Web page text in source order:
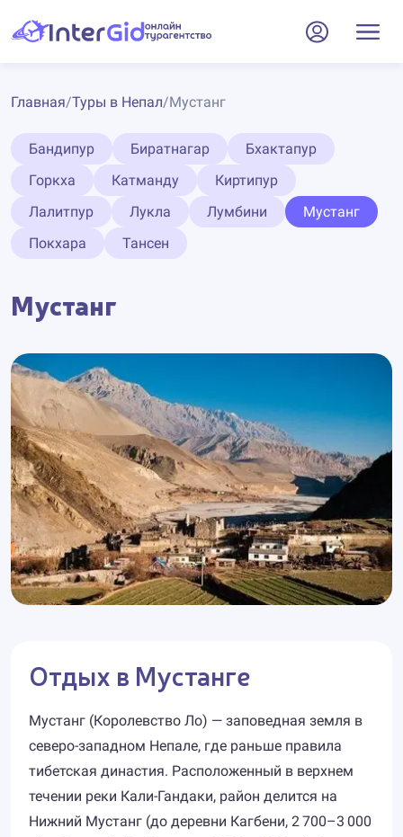
Главная/Туры в Непал/Мустанг
Бандипур Биратнагар
Бхактапур
Горкха
Катманду
Киртипур
Лалитпур
Лукла Лумбини
Мустанг
Покхара
Тансен
Мустанг
Отдых в Мустанге
Мустанг (Королевство Ло) — заповедная земля в
северо-западном Непале, где раньше правила
тибетская династия. Расположенный в верхнем
течении реки Кали-Гандаки, район делится на
Нижний Мустанг (до деревни Кагбени, 2 700–3 000